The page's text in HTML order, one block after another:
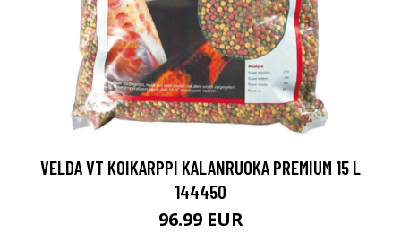
VELDA VT KOIKARPPI KALANRUOKA PREMIUM 15 L
144450
96.99 EUR